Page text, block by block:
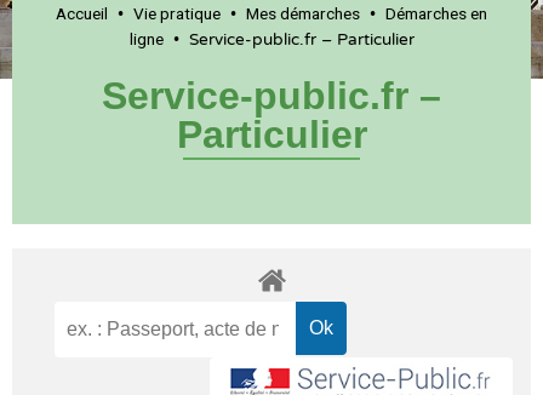
Accueil • Vie pratique • Mes démarches • Démarches en
ligne• Service-public.fr – Particulier
Service-public.fr –
Particulier